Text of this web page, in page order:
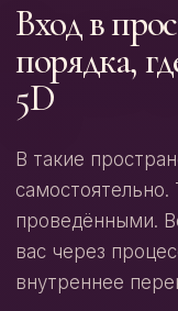
Вход в
порядка,
5D
В такие
проведёнными.
вас через
внутреннее